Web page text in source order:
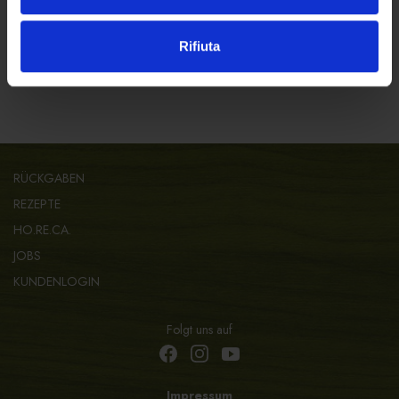
Rifiuta
RÜCKGABEN
REZEPTE
HO.RE.CA.
JOBS
KUNDENLOGIN
Folgt uns auf
Impressum